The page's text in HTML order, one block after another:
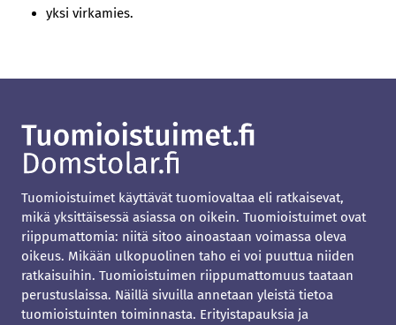
yksi virkamies.
Tuomioistuimet käyttävät tuomiovaltaa eli ratkaisevat,
mikä yksittäisessä asiassa on oikein. Tuomioistuimet ovat
riippumattomia: niitä sitoo ainoastaan voimassa oleva
oikeus. Mikään ulkopuolinen taho ei voi puuttua niiden
ratkaisuihin. Tuomioistuimen riippumattomuus taataan
perustuslaissa. Näillä sivuilla annetaan yleistä tietoa
tuomioistuinten toiminnasta. Erityistapauksia ja